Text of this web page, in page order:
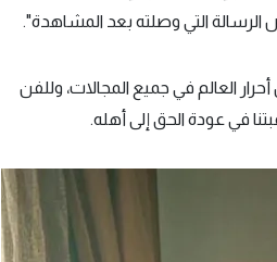
الرسالة التي وصلته بعد المشاهدة".
العالم في جميع المجالات، وللفن
في عودة الحق إلى أهله.